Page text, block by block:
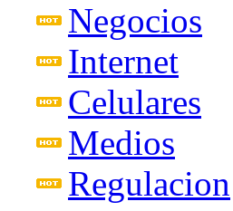
Negocios
Internet
Celulares
Medios
Regulacion